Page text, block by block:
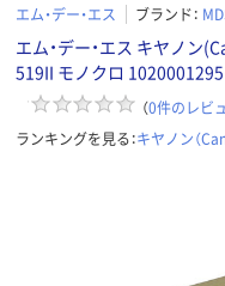
エム・デー・エス ブランド：
エム・デー・エス キヤノン
519II モノクロ
（0件のレビ
ランキングを見る：キヤノン（